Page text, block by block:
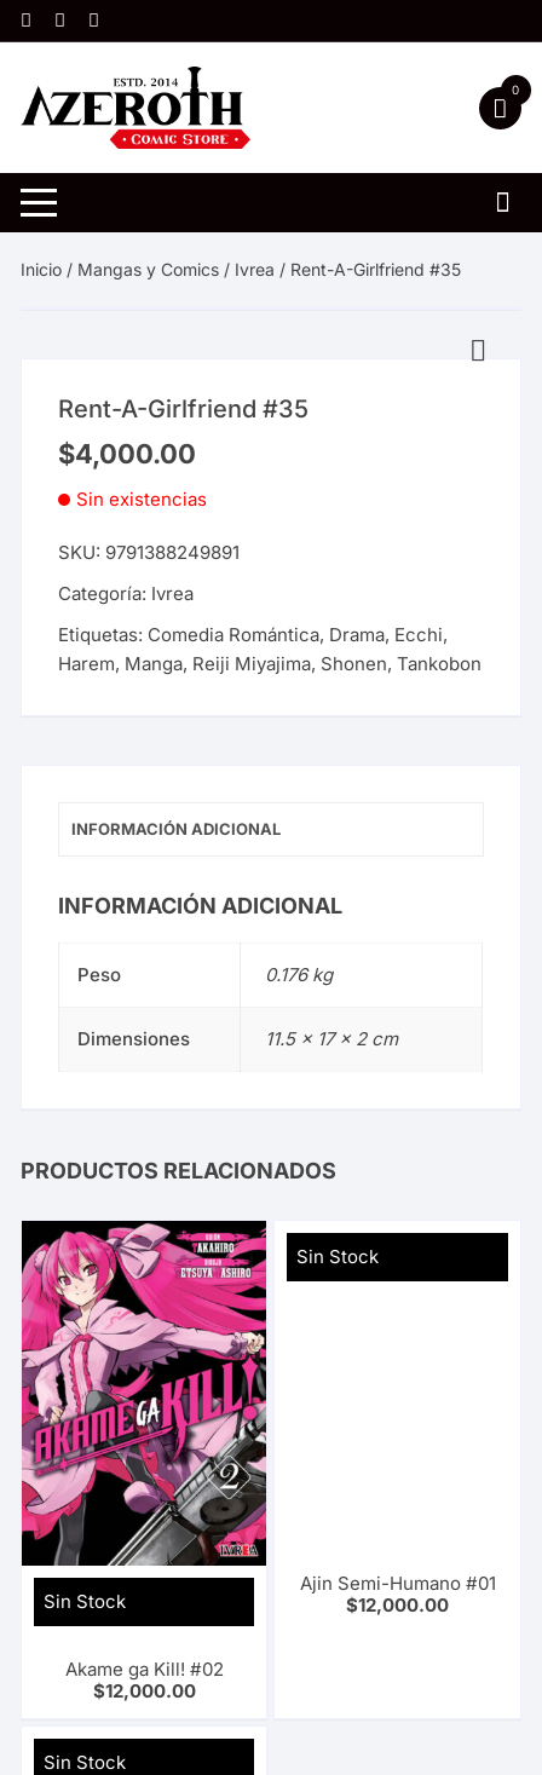
Saltar
al
0
Inicio / Mangas y Comics / Ivrea / Rent-A-Girlfriend #35
Rent-A-Girlfriend #35
$4,000.00
Sin existencias
SKU: 9791388249891
Categoría: Ivrea
Etiquetas: Comedia Romántica, Drama, Ecchi,
Harem, Manga, Reiji Miyajima, Shonen,Tankobon
INFORMACIÓN ADICIONAL
INFORMACIÓN ADICIONAL
Peso 0.176 kg
Dimensiones 11.5 × 17 × 2 cm
PRODUCTOS RELACIONADOS
Sin Stock
Akame ga Kill! #02
$12,000.00
Sin Stock
Ajin Semi-Humano #01
$12,000.00
Sin Stock